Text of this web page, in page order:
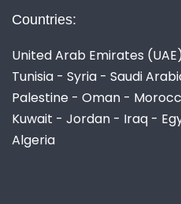
Countries:
United Arab Emirates
Tunisia - Syria - Saudi
Palestine - Oman -
Kuwait - Jordan - Iraq -
Algeria